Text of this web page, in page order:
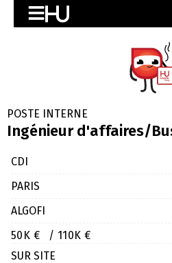
POSTE INTERNE
Ingénieur d'affaires/
CDI
PARIS
ALGOFI
50K €
/ 110K €
SUR SITE